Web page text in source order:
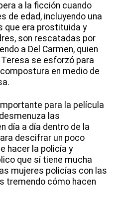
a la ficción cuando
de edad, incluyendo una
que era prostituida y
son rescatadas por
a Del Carmen, quien
se esforzó para
en medio de
para la película
las
día a día dentro de la
descifrar un poco
hacer la policía y
que sí tiene mucha
mujeres policías con las
tremendo cómo hacen